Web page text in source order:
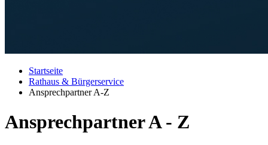
Startseite
Rathaus & Bürgerservice
Ansprechpartner A-Z
Ansprechpartner A - Z